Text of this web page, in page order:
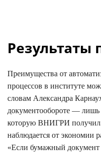
Результаты
Преимущества от
процессов в институте
словам Александра
документообороте — лишь
которую ВНИГРИ
наблюдается от экономии
«Если бумажный